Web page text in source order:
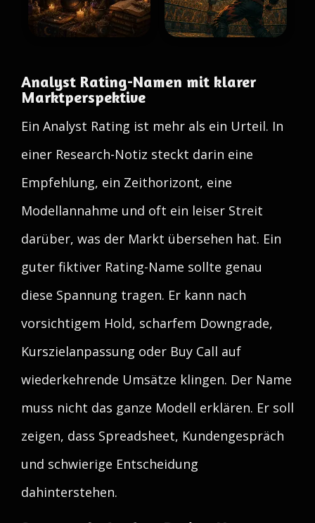
Analyst Rating-Namen mit klarer
Marktperspektive
Ein Analyst Rating ist mehr als ein Urteil. In
einer Research-Notiz steckt darin eine
Empfehlung, ein Zeithorizont, eine
Modellannahme und oft ein leiser Streit
darüber, was der Markt übersehen hat. Ein
guter fiktiver Rating-Name sollte genau
diese Spannung tragen. Er kann nach
vorsichtigem Hold, scharfem Downgrade,
Kurszielanpassung oder Buy Call auf
wiederkehrende Umsätze klingen. Der Name
muss nicht das ganze Modell erklären. Er soll
zeigen, dass Spreadsheet, Kundengespräch
und schwierige Entscheidung
dahinterstehen.